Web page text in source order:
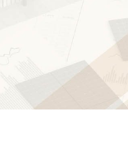
area riservata